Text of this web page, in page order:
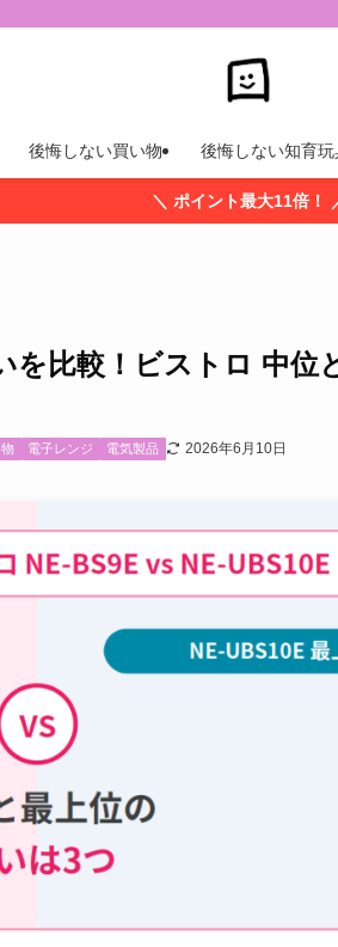
後悔しない買い物 後悔しない知育玩
＼ ポイント最大11倍！
を比較！ビストロ 中位
電子レンジ 電気製品 2026年6月10日